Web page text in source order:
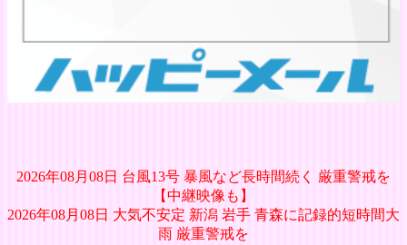
2026年08月08日 台風13号 暴風など長時間続く 厳重警戒を
【中継映像も】
2026年08月08日 大気不安定 新潟 岩手 青森に記録的短時間大
雨 厳重警戒を